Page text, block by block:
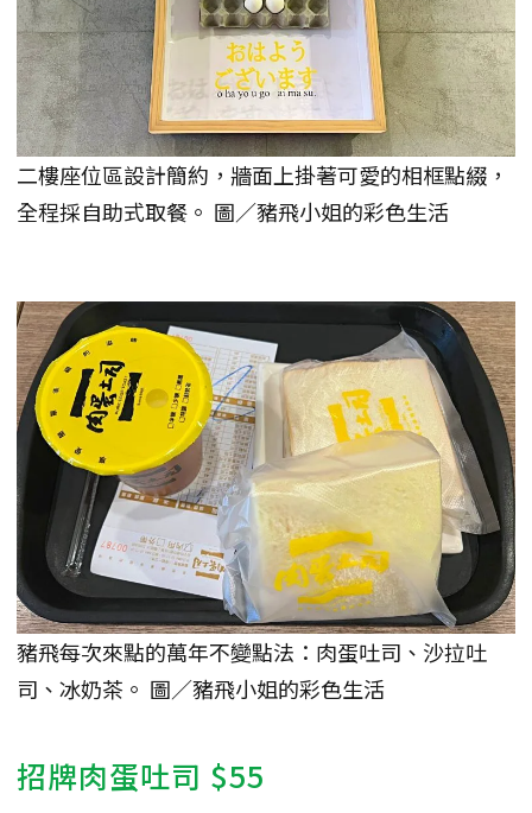
二樓座位區設計簡約，牆面上掛著可愛的相框點綴，
全程採自助式取餐。 圖／豬飛小姐的彩色生活
豬飛每次來點的萬年不變點法：肉蛋吐司、沙拉吐
司、冰奶茶。 圖／豬飛小姐的彩色生活
招牌肉蛋吐司 $55